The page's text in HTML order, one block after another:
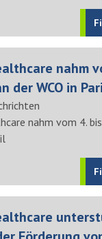
nahm
der WCO in
nahm vom 4.